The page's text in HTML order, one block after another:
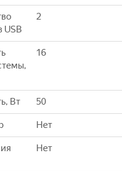
USB
2
16
Вт 50
Нет
Нет